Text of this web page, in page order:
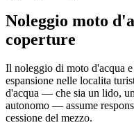
Noleggio moto
coperture
Il noleggio di moto d'acqua
espansione nelle localita
d'acqua — che sia un lido,
autonomo — assume
cessione del mezzo.